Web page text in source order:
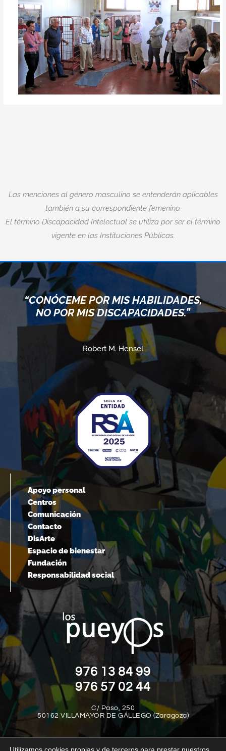
Las menciones al género masculino se entenderán aplicables
también a su correspondiente femenino.
El término Discapacidad Intelectual se utiliza por ser el término
vigente en las Instituciones Públicas.
“CONÓCEME POR MIS HABILIDADES,
NO POR MIS DISCAPACIDADES.”
Robert M. Hensel
Apoyo personal
Centros
Comunicación
Contacto
DisArte
Espacio de bienestar
Fundación
Responsabilidad social
976 13 84 99
976 57 02 44
C/ Paso, 250
50162 VILLAMAYOR DE GÁLLEGO (Zaragoza)